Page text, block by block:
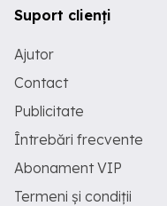
Suport clienți
Ajutor
Contact
Publicitate
Întrebări frecvente
Abonament VIP
Termeni și condiții